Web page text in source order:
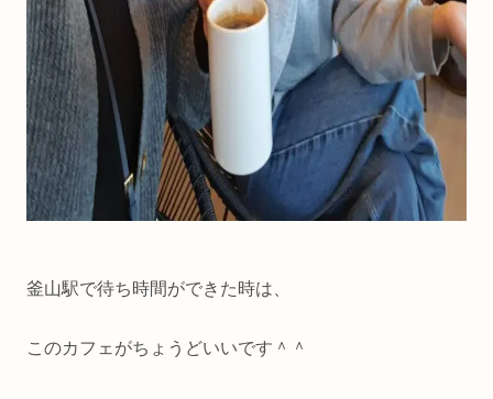
釜山駅で待ち時間ができた時は、
このカフェがちょうどいいです＾＾